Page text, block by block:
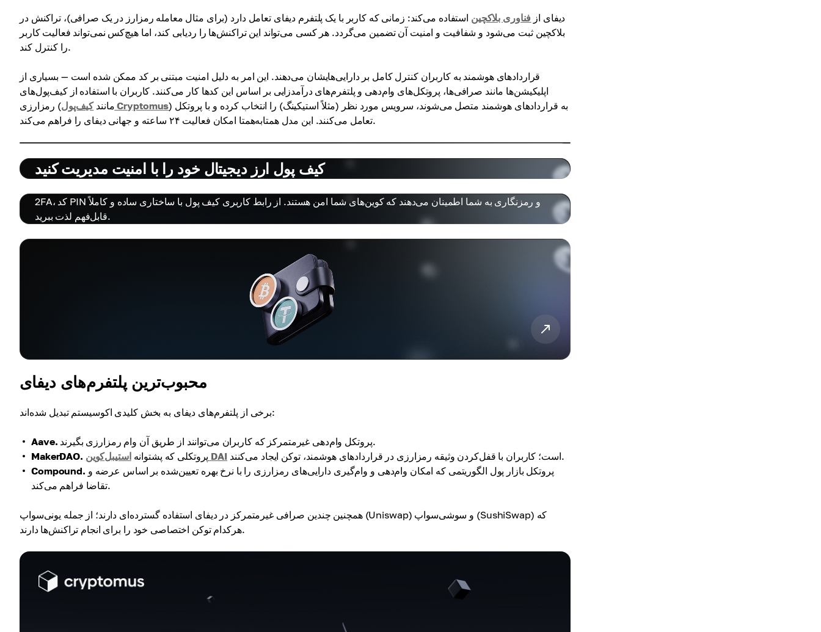
دیفای از فناوری بلاکچین استفاده می‌کند: زمانی که کاربر با یک پلتفرم دیفای تعامل دارد (برای مثال معامله رمزارز در یک صرافی)، تراکنش در
بلاکچین ثبت می‌شود و شفافیت و امنیت آن تضمین می‌گردد. هر کسی می‌تواند این تراکنش‌ها را ردیابی کند، اما هیچ‌کس نمی‌تواند فعالیت کاربر
را کنترل کند.
قراردادهای هوشمند به کاربران کنترل کامل بر دارایی‌هایشان می‌دهند. این امر به دلیل امنیت مبتنی بر کد ممکن شده است — بسیاری از
اپلیکیشن‌ها مانند صرافی‌ها، پروتکل‌های وام‌دهی و پلتفرم‌های درآمدزایی بر اساس این کدها کار می‌کنند. کاربران با استفاده از کیف‌پول‌های
رمزارزی (مانند کیف‌پول Cryptomus) به قراردادهای هوشمند متصل می‌شوند، سرویس مورد نظر (مثلاً استیکینگ) را انتخاب کرده و با پروتکل
تعامل می‌کنند. این مدل همتابه‌همتا امکان فعالیت ۲۴ ساعته و جهانی دیفای را فراهم می‌کند.
کیف پول ارز دیجیتال خود را با امنیت مدیریت کنید
2FA، کد PIN و رمزنگاری به شما اطمینان می‌دهند که کوین‌های شما امن هستند. از رابط کاربری کیف پول با ساختاری ساده و کاملاً
قابل‌فهم لذت ببرید.
محبوب‌ترین پلتفرم‌های دیفای
برخی از پلتفرم‌های دیفای به بخش کلیدی اکوسیستم تبدیل شده‌اند:
Aave.
پروتکل وام‌دهی غیرمتمرکز که کاربران می‌توانند از طریق آن وام رمزارزی بگیرند.
MakerDAO.
پروتکلی که پشتوانه استیبل‌کوین DAI
است؛ کاربران با قفل‌کردن وثیقه رمزارزی در قراردادهای هوشمند، توکن ایجاد می‌کنند.
Compound.
تقاضا فراهم می‌کند.
همچنین چندین صرافی غیرمتمرکز در دیفای استفاده گسترده‌ای دارند؛ از جمله یونی‌سواپ (Uniswap) و سوشی‌سواپ (SushiSwap) که
هرکدام توکن اختصاصی خود را برای انجام تراکنش‌ها دارند.